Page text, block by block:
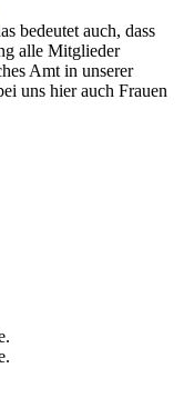
bedeutet auch, dass
alle Mitglieder
Amt in unserer
uns hier auch Frauen